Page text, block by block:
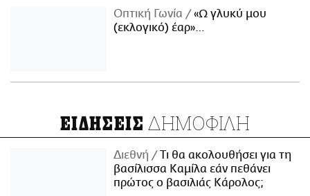
Οπτική Γωνία
«Ω γλυκύ μου
(εκλογικό) έαρ»…
ΕΙΔΗΣΕΙΣ ΔΗΜΟΦΙΛΗ
Διεθνή
Τι θα ακολουθήσει για τη
βασίλισσα Καμίλα εάν πεθάνει
πρώτος ο βασιλιάς Κάρολος;